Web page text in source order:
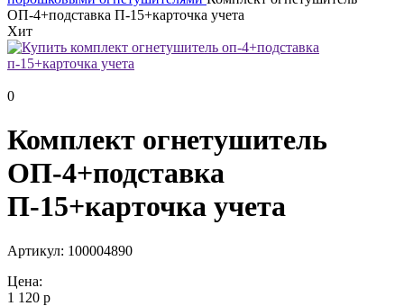
ОП-4+подставка П-15+карточка учета
Хит
0
Комплект огнетушитель
ОП-4+подставка
П-15+карточка учета
Артикул: 100004890
Цена:
1 120 р